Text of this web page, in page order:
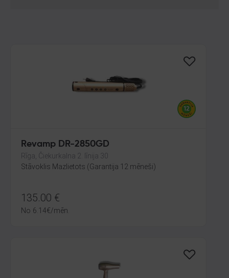
Revamp DR-2850GD
Rīga, Čiekurkalna 2. līnija 30
Stāvoklis Mazlietots (Garantija 12 mēneši)
135.00 €
No 6.14€/mēn.